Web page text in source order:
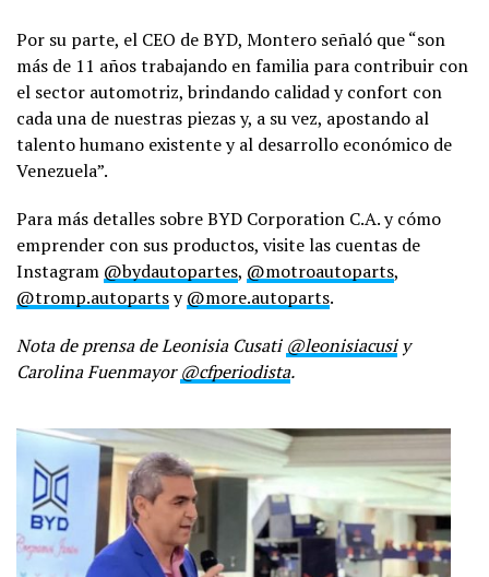
Por su parte, el CEO de BYD, Montero señaló que “son
más de 11 años trabajando en familia para contribuir con
el sector automotriz, brindando calidad y confort con
cada una de nuestras piezas y, a su vez, apostando al
talento humano existente y al desarrollo económico de
Venezuela”.
Para más detalles sobre BYD Corporation C.A. y cómo
emprender con sus productos, visite las cuentas de
Instagram @bydautopartes, @motroautoparts,
@tromp.autopartsy@more.autoparts.
Nota de prensa de Leonisia Cusati @leonisiacusiy
Carolina Fuenmayor@cfperiodista.